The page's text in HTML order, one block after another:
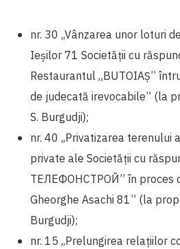
nr. 30 ,,Vânzarea unor loturi
Ieșilor 71 Societății cu
Restaurantul „BUTOIAȘ’’
de judecată irevocabile” (la
S. Burgudji);
nr. 40 ,,Privatizarea terenului
private ale Societății cu
ТЕЛЕФОНСТРОЙ” în proces
Gheorghe Asachi 81” (la
Burgudji);
nr. 15 ,,Prelungirea relațiilor